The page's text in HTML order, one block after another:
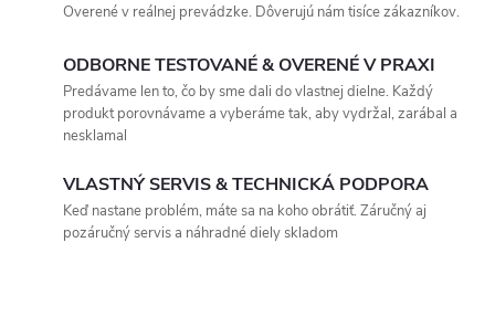
Overené v reálnej prevádzke. Dôverujú nám tisíce zákazníkov.
ODBORNE TESTOVANÉ & OVERENÉ V PRAXI
Predávame len to, čo by sme dali do vlastnej dielne. Každý
produkt porovnávame a vyberáme tak, aby vydržal, zarábal a
nesklamal
VLASTNÝ SERVIS & TECHNICKÁ PODPORA
Keď nastane problém, máte sa na koho obrátiť. Záručný aj
pozáručný servis a náhradné diely skladom